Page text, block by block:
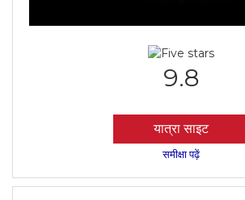
9.8
यात्रा साइट
समीक्षा पढ़ें